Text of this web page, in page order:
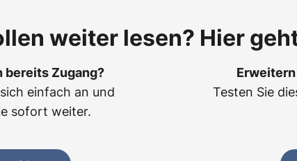
weiter lesen? Hier
bereits Zugang?
einfach an und
sofort weiter.
Testen Sie